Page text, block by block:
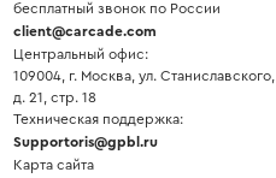
бесплатный звонок по России
client@carcade.com
Центральный офис:
109004, г. Москва, ул. Станиславского,
д. 21, стр. 18
Техническая поддержка:
Supportoris@gpbl.ru
Карта сайта